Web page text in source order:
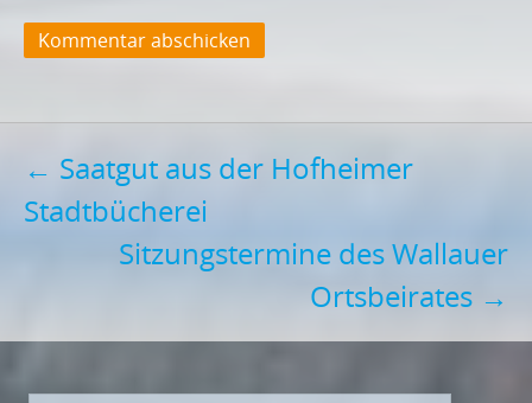
Post
navigation
← Saatgut aus der Hofheimer
Stadtbücherei
Sitzungstermine des Wallauer
Ortsbeirates →